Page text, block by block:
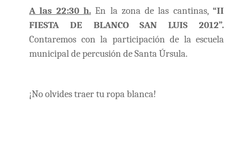
A las 22:30 h.En la zona de las cantinas, “II
FIESTA DE BLANCO SAN LUIS 2012”.
Contaremos con la participación de la escuela
municipal de percusión de Santa Úrsula.
¡No olvides traer tu ropa blanca!